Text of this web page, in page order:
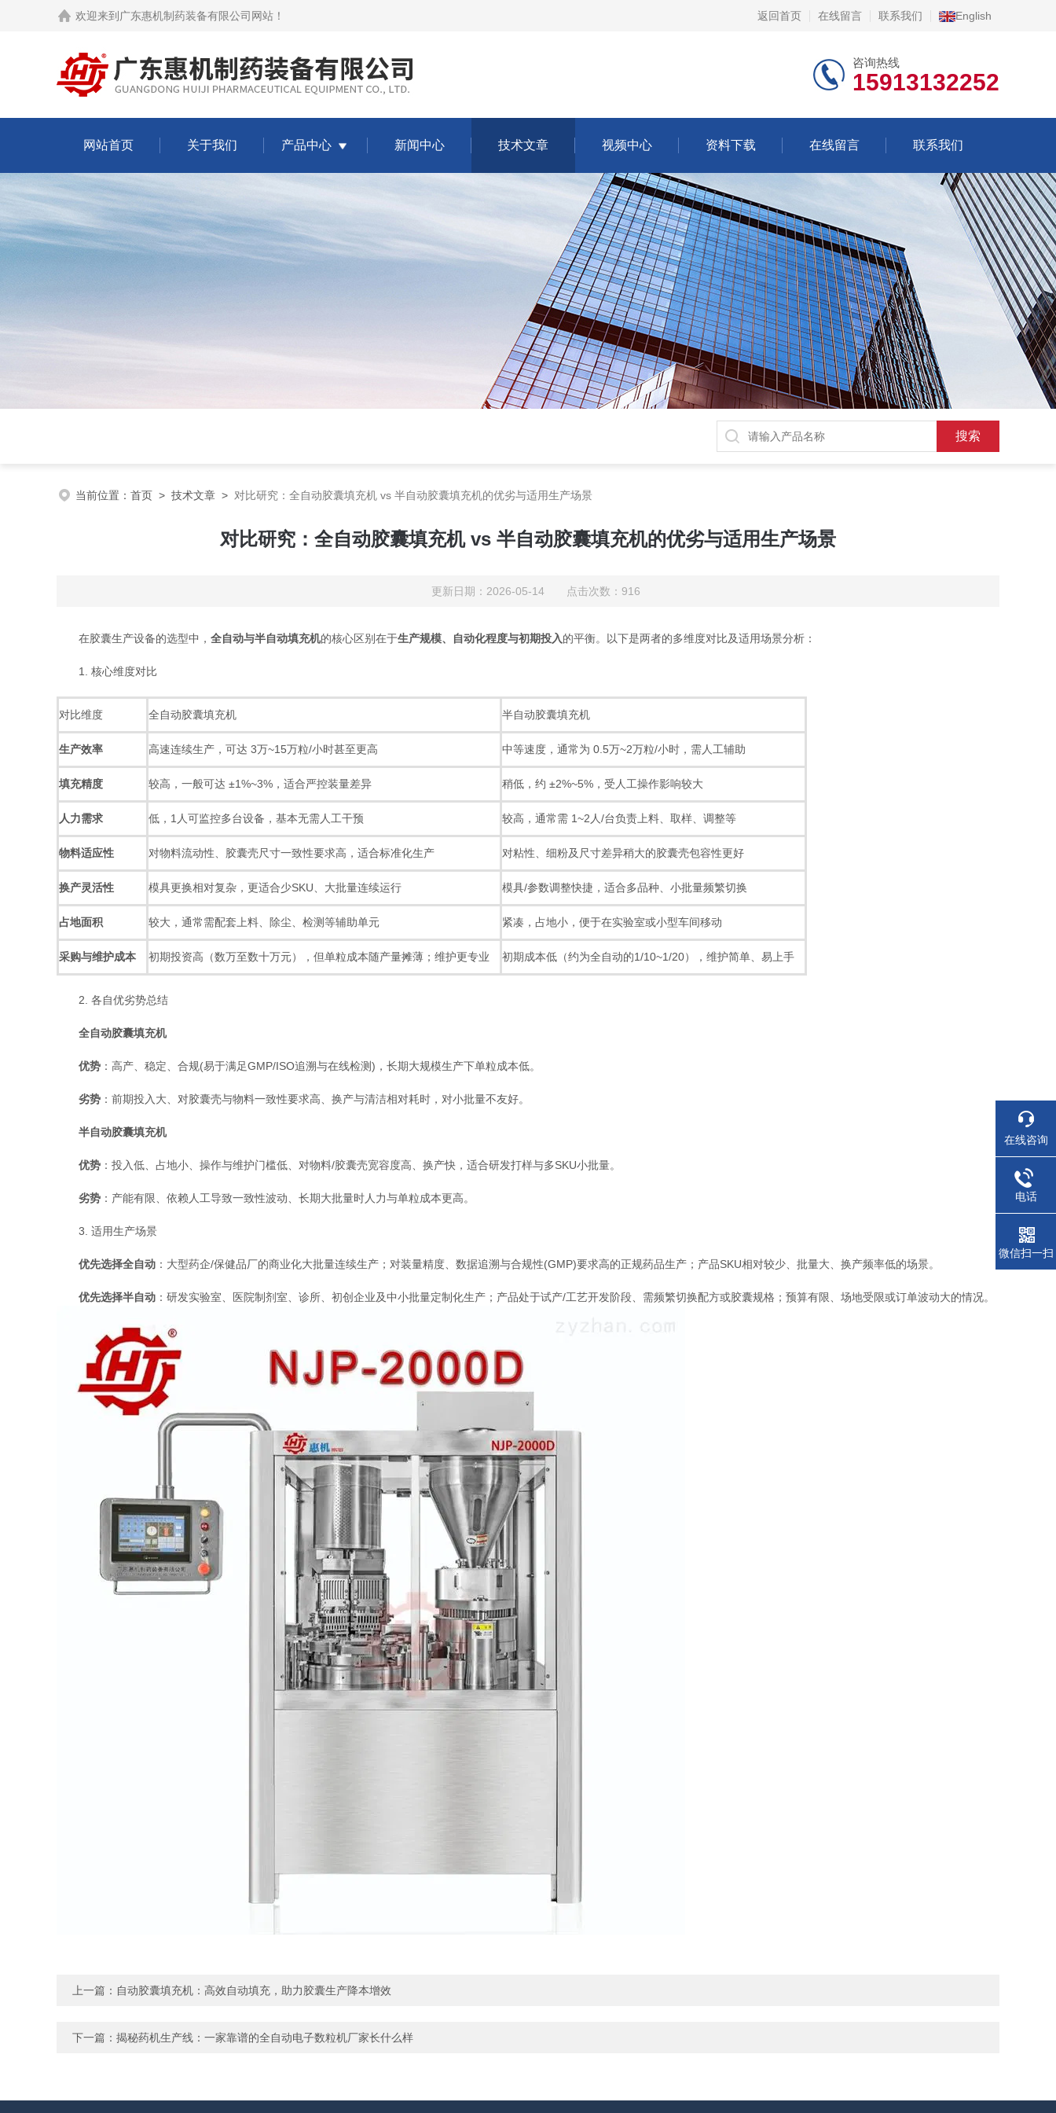
欢迎来到 广东惠机制药装备有限公司网站 ！ 返回首页 在线留言 联系我们 English
咨询热线
15913132252
网站首页 关于我们 产品中心 新闻中心 技术文章 视频中心 资料下载 在线留言 联系我们
当前位置： 首页 > 技术文章 > 对比研究：全自动胶囊填充机 vs 半自动胶囊填充机的优劣与适用生产场景
对比研究：全自动胶囊填充机 vs 半自动胶囊填充机的优劣与适用生产场景
更新日期：2026-05-14 点击次数：916
在胶囊生产设备的选型中， 全自动与半自动填充机的核心区别在于生产规模、自动化程度与初期投入的平衡。以下是两者的多维度对比及适用场景分析：
1. 核心维度对比
对比维度 全自动胶囊填充机 半自动胶囊填充机
生产效率 高速连续生产，可达 3万~15万粒/小时甚至更高 中等速度，通常为 0.5万~2万粒/小时，需人工辅助
填充精度 较高，一般可达 ±1%~3%，适合严控装量差异 稍低，约 ±2%~5%，受人工操作影响较大
人力需求 低，1人可监控多台设备，基本无需人工干预 较高，通常需 1~2人/台负责上料、取样、调整等
物料适应性 对物料流动性、胶囊壳尺寸一致性要求高，适合标准化生产 对粘性、细粉及尺寸差异稍大的胶囊壳包容性更好
换产灵活性 模具更换相对复杂，更适合少SKU、大批量连续运行 模具/参数调整快捷，适合多品种、小批量频繁切换
占地面积 较大，通常需配套上料、除尘、检测等辅助单元 紧凑，占地小，便于在实验室或小型车间移动
采购与维护成本 初期投资高（数万至数十万元），但单粒成本随产量摊薄；维护更专业 初期成本低（约为全自动的1/10~1/20），维护简单、易上手
2. 各自优劣势总结
全自动胶囊填充机
优势 ：高产、稳定、合规(易于满足GMP/ISO追溯与在线检测)，长期大规模生产下单粒成本低。
劣势 ：前期投入大、对胶囊壳与物料一致性要求高、换产与清洁相对耗时，对小批量不友好。
半自动胶囊填充机
优势 ：投入低、占地小、操作与维护门槛低、对物料/胶囊壳宽容度高、换产快，适合研发打样与多SKU小批量。
劣势 ：产能有限、依赖人工导致一致性波动、长期大批量时人力与单粒成本更高。
3. 适用生产场景
优先选择全自动 ：大型药企/保健品厂的商业化大批量连续生产；对装量精度、数据追溯与合规性(GMP)要求高的正规药品生产；产品SKU相对较少、批量大、换产频率低的场景。
优先选择半自动 ：研发实验室、医院制剂室、诊所、初创企业及中小批量定制化生产；产品处于试产/工艺开发阶段、需频繁切换配方或胶囊规格；预算有限、场地受限或订单波动大的情况。
上一篇： 自动胶囊填充机：高效自动填充，助力胶囊生产降本增效
下一篇： 揭秘药机生产线：一家靠谱的全自动电子数粒机厂家长什么样
在线咨询
电话
微信扫一扫